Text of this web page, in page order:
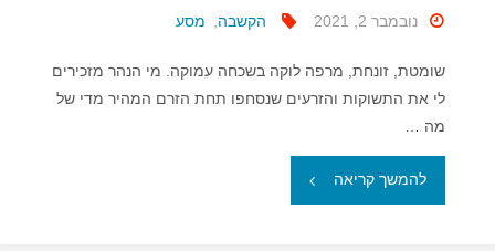
נובמבר 2, 2021 הקשבה, מסע
שומטת, זונחת, מרפה לוקה בשכחה עמוקה. מי הנהר מזכירים
לי את התשוקות והזרעים שנסחפו תחת הזרם המהיר מדי של
מה …
להמשך קריאה "שנת